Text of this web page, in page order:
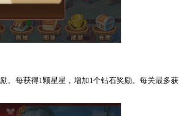
。每获得1颗星星，增加1个钻石奖励。每关最多获